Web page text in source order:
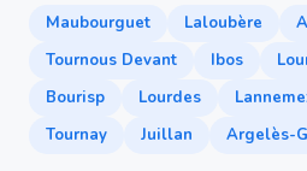
Maubourguet Laloubère
Tournous Devant
Ibos
Bourisp
Lourdes
Tournay
Juillan Argelès-